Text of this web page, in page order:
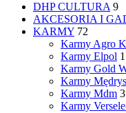
DHP CULTURA 9
AKCESORIA I
KARMY 72
Karmy Agro
Karmy Elpol
Karmy Gold
Karmy
Karmy Mdm
Karmy